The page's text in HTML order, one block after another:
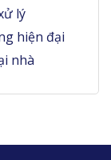
lý
hiện đại
nhà